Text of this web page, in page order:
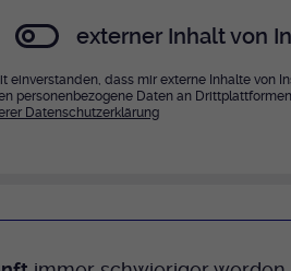
externer Inhalt von
einverstanden, dass mir externe Inhalte von
personenbezogene Daten an
Datenschutzerklärung